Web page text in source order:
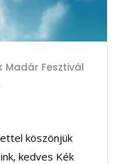
Madár Fesztivál
köszönjük
kedves Kék